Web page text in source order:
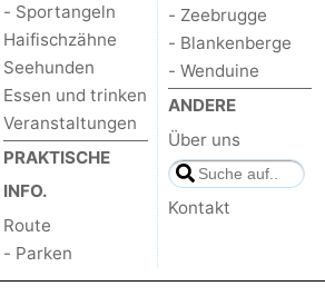
- Sportangeln
Haifischzähne
Seehunden
Essen und trinken
Veranstaltungen
PRAKTISCHE
INFO.
Route
- Parken
- Zeebrugge
- Blankenberge
- Wenduine
ANDERE
Über uns
Kontakt